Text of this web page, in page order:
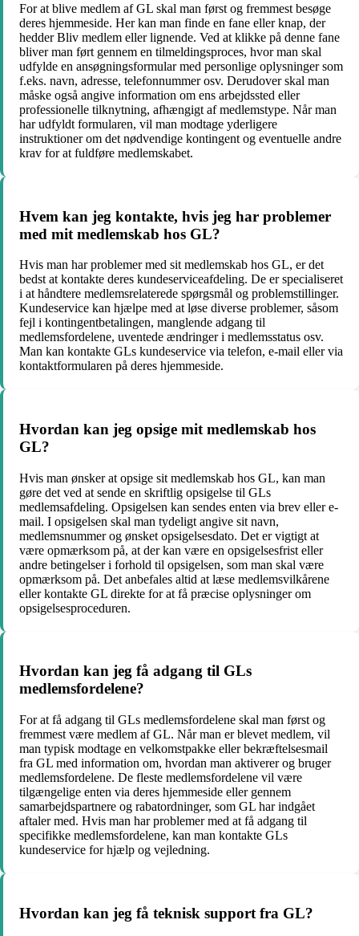
For at blive medlem af GL skal man først og fremmest besøge
deres hjemmeside. Her kan man finde en fane eller knap, der
hedder Bliv medlem eller lignende. Ved at klikke på denne fane
bliver man ført gennem en tilmeldingsproces, hvor man skal
udfylde en ansøgningsformular med personlige oplysninger som
f.eks. navn, adresse, telefonnummer osv. Derudover skal man
måske også angive information om ens arbejdssted eller
professionelle tilknytning, afhængigt af medlemstype. Når man
har udfyldt formularen, vil man modtage yderligere
instruktioner om det nødvendige kontingent og eventuelle andre
krav for at fuldføre medlemskabet.
Hvem kan jeg kontakte, hvis jeg har problemer
med mit medlemskab hos GL?
Hvis man har problemer med sit medlemskab hos GL, er det
bedst at kontakte deres kundeserviceafdeling. De er specialiseret
i at håndtere medlemsrelaterede spørgsmål og problemstillinger.
Kundeservice kan hjælpe med at løse diverse problemer, såsom
fejl i kontingentbetalingen, manglende adgang til
medlemsfordelene, uventede ændringer i medlemsstatus osv.
Man kan kontakte GLs kundeservice via telefon, e-mail eller via
kontaktformularen på deres hjemmeside.
Hvordan kan jeg opsige mit medlemskab hos
GL?
Hvis man ønsker at opsige sit medlemskab hos GL, kan man
gøre det ved at sende en skriftlig opsigelse til GLs
medlemsafdeling. Opsigelsen kan sendes enten via brev eller e-
mail. I opsigelsen skal man tydeligt angive sit navn,
medlemsnummer og ønsket opsigelsesdato. Det er vigtigt at
være opmærksom på, at der kan være en opsigelsesfrist eller
andre betingelser i forhold til opsigelsen, som man skal være
opmærksom på. Det anbefales altid at læse medlemsvilkårene
eller kontakte GL direkte for at få præcise oplysninger om
opsigelsesproceduren.
Hvordan kan jeg få adgang til GLs
medlemsfordelene?
For at få adgang til GLs medlemsfordelene skal man først og
fremmest være medlem af GL. Når man er blevet medlem, vil
man typisk modtage en velkomstpakke eller bekræftelsesmail
fra GL med information om, hvordan man aktiverer og bruger
medlemsfordelene. De fleste medlemsfordelene vil være
tilgængelige enten via deres hjemmeside eller gennem
samarbejdspartnere og rabatordninger, som GL har indgået
aftaler med. Hvis man har problemer med at få adgang til
specifikke medlemsfordelene, kan man kontakte GLs
kundeservice for hjælp og vejledning.
Hvordan kan jeg få teknisk support fra GL?